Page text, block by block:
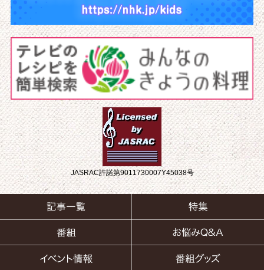
JASRAC許諾第9011730007Y45038号